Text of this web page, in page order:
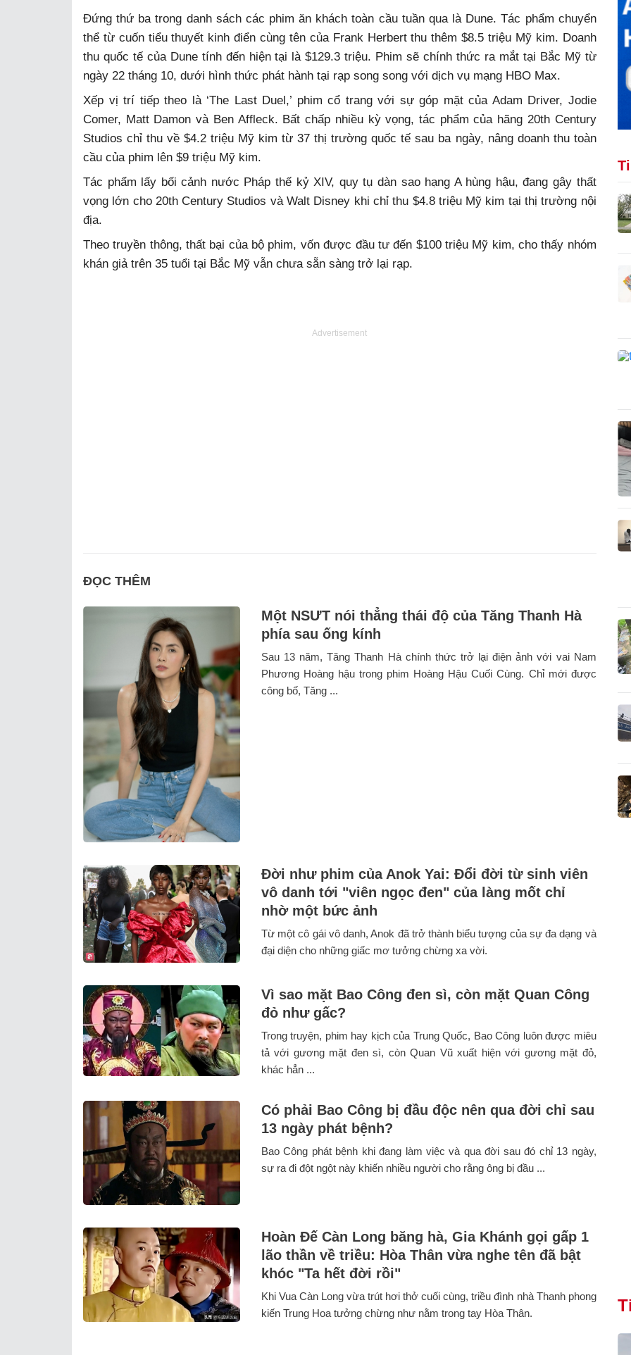
Đứng thứ ba trong danh sách các phim ăn khách toàn cầu tuần qua là Dune. Tác phẩm chuyển
thể từ cuốn tiểu thuyết kinh điển cùng tên của Frank Herbert thu thêm $8.5 triệu Mỹ kim. Doanh
thu quốc tế của Dune tính đến hiện tại là $129.3 triệu. Phim sẽ chính thức ra mắt tại Bắc Mỹ từ
ngày 22 tháng 10, dưới hình thức phát hành tại rạp song song với dịch vụ mạng HBO Max.
Xếp vị trí tiếp theo là ‘The Last Duel,’ phim cổ trang với sự góp mặt của Adam Driver, Jodie
Comer, Matt Damon và Ben Affleck. Bất chấp nhiều kỳ vọng, tác phẩm của hãng 20th Century
Studios chỉ thu về $4.2 triệu Mỹ kim từ 37 thị trường quốc tế sau ba ngày, nâng doanh thu toàn
cầu của phim lên $9 triệu Mỹ kim.
Tác phẩm lấy bối cảnh nước Pháp thế kỷ XIV, quy tụ dàn sao hạng A hùng hậu, đang gây thất
vọng lớn cho 20th Century Studios và Walt Disney khi chỉ thu $4.8 triệu Mỹ kim tại thị trường nội
địa.
Theo truyền thông, thất bại của bộ phim, vốn được đầu tư đến $100 triệu Mỹ kim, cho thấy nhóm
khán giả trên 35 tuổi tại Bắc Mỹ vẫn chưa sẵn sàng trở lại rạp.
Advertisement
ĐỌC THÊM
Một NSƯT nói thẳng thái độ của Tăng Thanh Hà
phía sau ống kính
Sau 13 năm, Tăng Thanh Hà chính thức trở lại điện ảnh với vai Nam
Phương Hoàng hậu trong phim Hoàng Hậu Cuối Cùng. Chỉ mới được
công bố, Tăng ...
Đời như phim của Anok Yai: Đổi đời từ sinh viên
vô danh tới "viên ngọc đen" của làng mốt chỉ
nhờ một bức ảnh
Từ một cô gái vô danh, Anok đã trở thành biểu tượng của sự đa dạng và
đại diện cho những giấc mơ tưởng chừng xa vời.
Vì sao mặt Bao Công đen sì, còn mặt Quan Công
đỏ như gấc?
Trong truyện, phim hay kịch của Trung Quốc, Bao Công luôn được miêu
tả với gương mặt đen sì, còn Quan Vũ xuất hiện với gương mặt đỏ,
khác hẳn ...
Có phải Bao Công bị đầu độc nên qua đời chỉ sau
13 ngày phát bệnh?
Bao Công phát bệnh khi đang làm việc và qua đời sau đó chỉ 13 ngày,
sự ra đi đột ngột này khiến nhiều người cho rằng ông bị đầu ...
Hoàn Đế Càn Long băng hà, Gia Khánh gọi gấp 1
lão thần về triều: Hòa Thân vừa nghe tên đã bật
khóc "Ta hết đời rồi"
Khi Vua Càn Long vừa trút hơi thở cuối cùng, triều đình nhà Thanh phong
kiến Trung Hoa tưởng chừng như nằm trong tay Hòa Thân.